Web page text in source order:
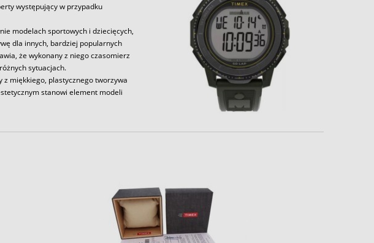
występujący w przypadku
modelach sportowych i dziecięcych,
dla innych, bardziej popularnych
że wykonany z niego czasomierz
sytuacjach.
z miękkiego, plastycznego tworzywa
stanowi element modeli